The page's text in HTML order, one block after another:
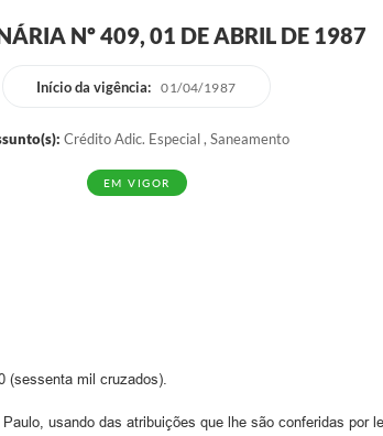
Nº 409, 01 DE ABRIL DE 1987
Início da vigência: 01/04/1987
Crédito Adic. Especial , Saneamento
EM VIGOR
(sessenta mil cruzados).
usando das atribuições que lhe são conferidas por